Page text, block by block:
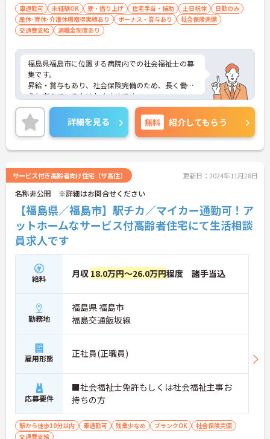
車通勤可 未経験OK 寮・借り上げ 住宅手当・補助 土日祝休
日勤のみ
産休･育休･介護休暇取得実績あり
ボーナス・賞与あり
社会保険完備
交通費支給
退職金制度あり
福島県福島市に位置する病院内での社会福祉士の募
集です。
昇給・賞与もあり、社会保険完備のため、長く働こ
うと考えている方はおすすめです。
交通費支給もあるため通勤費用の心配も不要！
ご興味のある方はご面接のポイントをお伝えいたし
ますので、お気軽にご相談ください。
詳細を見る 無料 紹介してもらう
サービス付き高齢者向け住宅（サ高住） 更新日：2024年11月28日
名称非公開 ※詳細はお問合せください
【福島県／福島市】駅チカ／マイカー通勤可！ア
ットホームなサービス付高齢者住宅にて生活相談
員求人です
給料 月収 18.0万円～26.0万円程度 諸手当込
勤務地
福島県 福島市
福島交通飯坂線
雇用形態 正社員(正職員)
応募要件
■社会福祉士免許もしくは社会福祉主事お
持ちの方
駅から徒歩10分以内 車通勤可 残業少なめ ブランクOK
社会保険完備
交通費支給